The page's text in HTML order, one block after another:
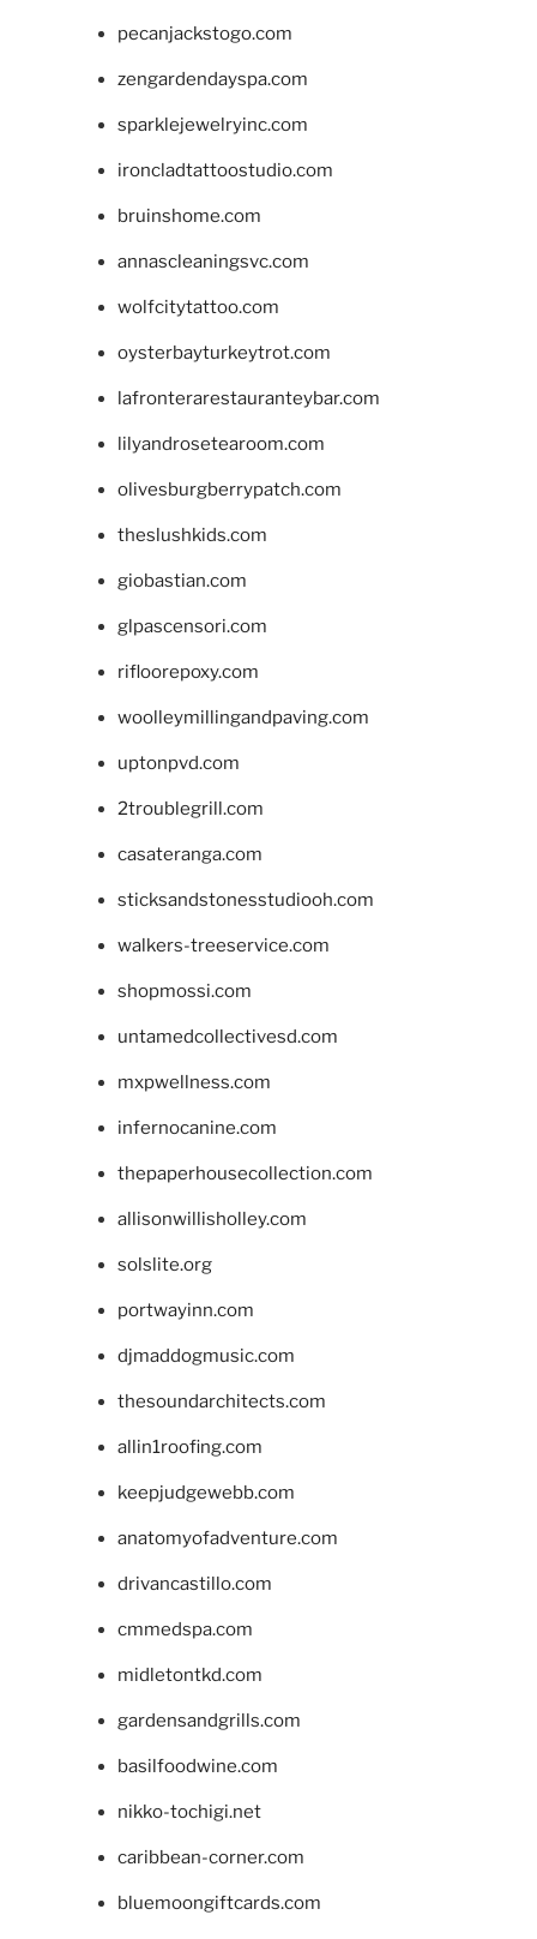
pecanjackstogo.com
zengardendayspa.com
sparklejewelryinc.com
ironcladtattoostudio.com
bruinshome.com
annascleaningsvc.com
wolfcitytattoo.com
oysterbayturkeytrot.com
lafronterarestauranteybar.com
lilyandrosetearoom.com
olivesburgberrypatch.com
theslushkids.com
giobastian.com
glpascensori.com
rifloorepoxy.com
woolleymillingandpaving.com
uptonpvd.com
2troublegrill.com
casateranga.com
sticksandstonesstudiooh.com
walkers-treeservice.com
shopmossi.com
untamedcollectivesd.com
mxpwellness.com
infernocanine.com
thepaperhousecollection.com
allisonwillisholley.com
solslite.org
portwayinn.com
djmaddogmusic.com
thesoundarchitects.com
allin1roofing.com
keepjudgewebb.com
anatomyofadventure.com
drivancastillo.com
cmmedspa.com
midletontkd.com
gardensandgrills.com
basilfoodwine.com
nikko-tochigi.net
caribbean-corner.com
bluemoongiftcards.com